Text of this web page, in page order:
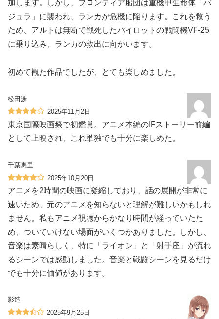
加します。しかし、フロンティア船団は重機甲生命体「バ
ジュラ」に襲われ、ランカが危機に陥ります。これを救う
ため、アルトは無断で戦死したパイロットの戦闘機VF-25
に乗り込み、ランカの救出に向かいます。
初めて観た作品でしたが、とても楽しめました。
松田渉
2025年11月2日
東京国際映画祭で初鑑賞。アニメ本編のIFストーリー前編
として上映され、これ単独でも十分に楽しめた。
千葉恵里
2025年10月20日
アニメを2時間の映画に凝縮しており、話の展開が非常に
速いため、元のアニメを知らないと理解が難しいかもしれ
ません。私もアニメ視聴からかなり時間が経っていたた
め、ついていけない場面がいくつかありました。しかし、
音楽は素晴らしく、特に「ライオン」と「射手座」が流れ
るシーンでは感動しました。音楽と戦闘シーンを見るだけ
でも十分に価値があります。
影造
2025年9月25日